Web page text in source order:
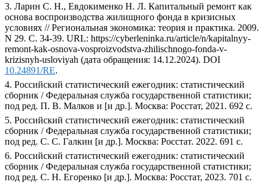
3. Ларин С. Н., Евдокименко Н. Л. Капитальный ремонт как
основа воспроизводства жилищного фонда в кризисных
условиях // Региональная экономика: теория и практика. 2009.
N 29. С. 34-39. URL: https://cyberleninka.ru/article/n/kapitalnyy-
remont-kak-osnova-vosproizvodstva-zhilischnogo-fonda-v-
krizisnyh-usloviyah (дата обращения: 14.12.2024). DOI
10.24891/RE.
4. Российский статистический ежегодник: статистический
сборник / Федеральная служба государственной статистики;
под ред. П. В. Малков и [и др.]. Москва: Росстат, 2021. 692 с.
5. Российский статистический ежегодник: статистический
сборник / Федеральная служба государственной статистики;
под ред. С. С. Галкин [и др.]. Москва: Росстат. 2022. 691 с.
6. Российский статистический ежегодник: статистический
сборник / Федеральная служба государственной статистики;
под ред. С. Н. Егоренко [и др.]. Москва: Росстат, 2023. 701 с.